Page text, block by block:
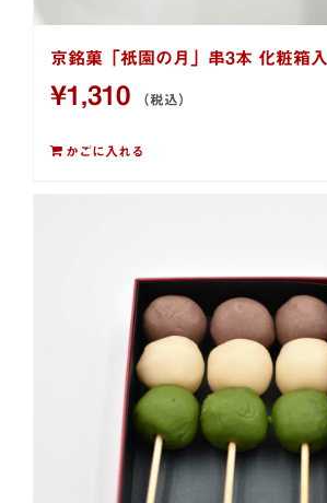
京銘菓「祇園の月」串3本 化粧箱入
¥1,310 （税込）
かごに入れる